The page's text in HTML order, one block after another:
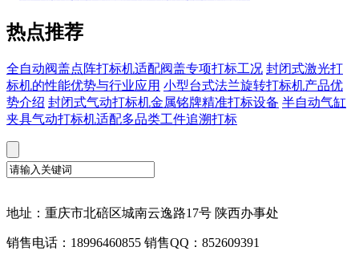
热点推荐
全自动阀盖点阵打标机适配阀盖专项打标工况 封闭式激光打
标机的性能优势与行业应用 小型台式法兰旋转打标机产品优
势介绍 封闭式气动打标机金属铭牌精准打标设备 半自动气缸
夹具气动打标机适配多品类工件追溯打标
地址：重庆市北碚区城南云逸路17号 陕西办事处
销售电话：18996460855 销售QQ：852609391